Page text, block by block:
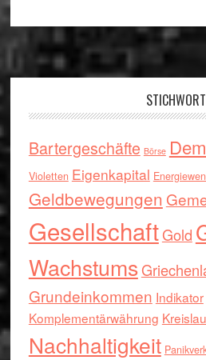
Bartergeschäfte Börse
Violetten Eigenkapital
Geldbewegungen
GesellschaftGold
Wachstums
Grundeinkommen Indikator
Komplementärwährung
Nachhaltigkeit